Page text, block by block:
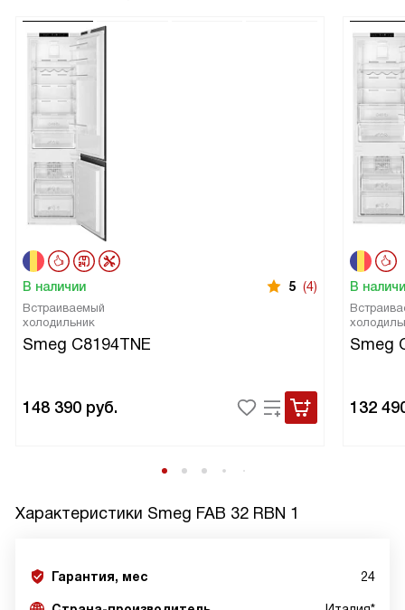
В наличии 5 (4)
Встраиваемый
холодильник
Smeg C8194TNE
148 390 руб.
В
Smeg
132
Характеристики Smeg FAB 32 RBN 1
Гарантия, мес 24